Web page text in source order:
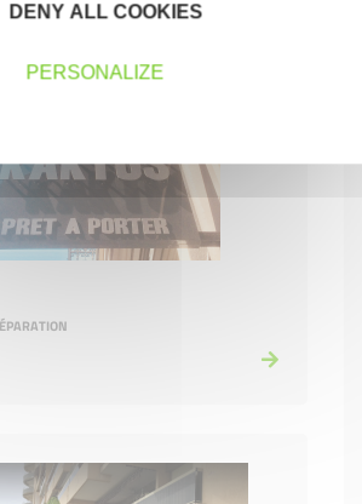
DENY ALL COOKIES
PERSONALIZE